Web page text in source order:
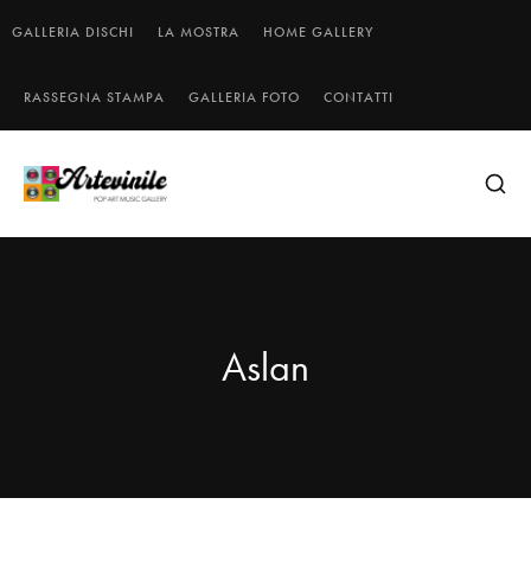
GALLERIA DISCHI LA MOSTRA HOME GALLERY
RASSEGNA STAMPA GALLERIA FOTO CONTATTI
Aslan